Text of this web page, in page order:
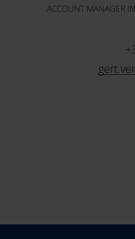
ACCOUNT MANAGER